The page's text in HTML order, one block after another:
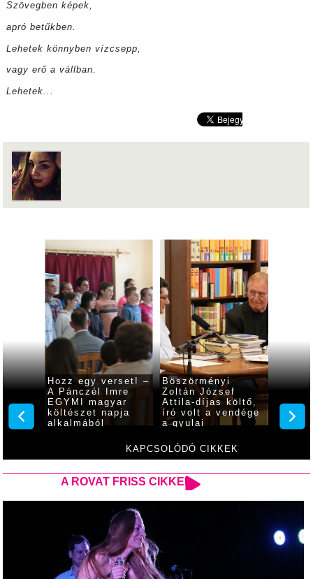
Szövegben képek,
apró betűkben.
Lehetek könnyben vízcsepp,
vagy erő a vállban.
Lehetek...
KAPCSOLÓDÓ CIKKEK
Hozz egy verset! –
A Pánczél Imre
EGYMI magyar
költészet napja
alkalmából
Böszörményi
Zoltán József
Attila-díjas költő,
író volt a vendége
a gyulai
A
A ROVAT FRISS CIKKEI